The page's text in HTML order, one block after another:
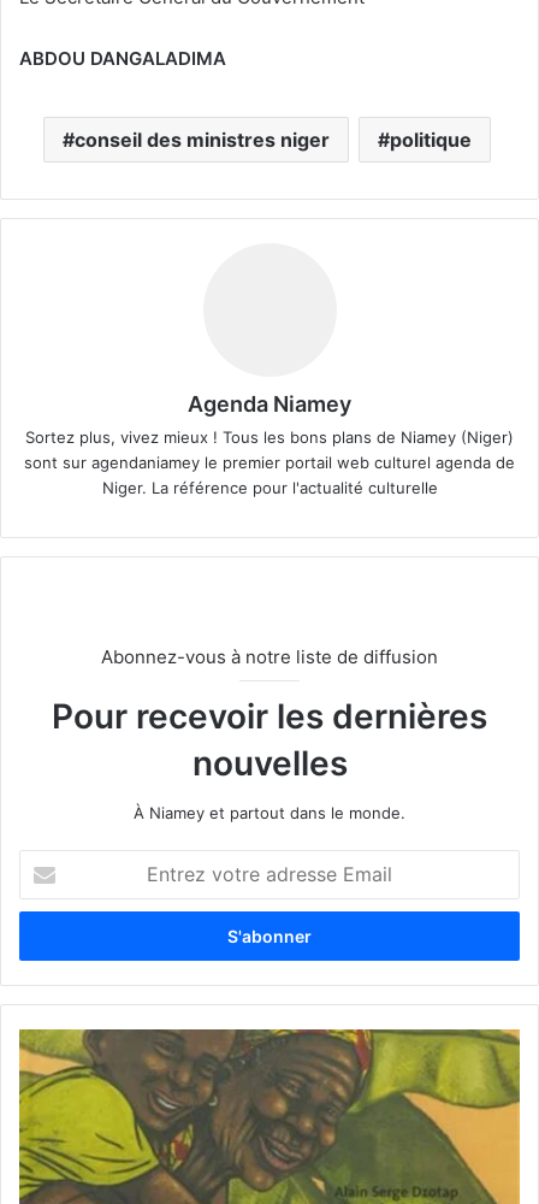
ABDOU DANGALADIMA
conseil des ministres niger politique
Agenda Niamey
Sortez plus, vivez mieux ! Tous les bons plans de Niamey (Niger)
sont sur agendaniamey le premier portail web culturel agenda de
Niger. La référence pour l'actualité culturelle
Abonnez-vous à notre liste de diffusion
Pour recevoir les dernières
nouvelles
À Niamey et partout dans le monde.
t
e
z
o
r
a
d
r